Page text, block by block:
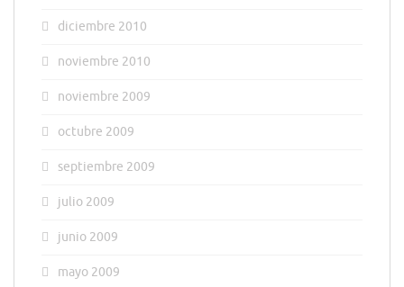
diciembre 2010
noviembre 2010
noviembre 2009
octubre 2009
septiembre 2009
julio 2009
junio 2009
mayo 2009